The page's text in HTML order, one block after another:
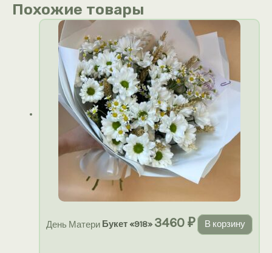
Похожие товары
День Матери Букет «918» 3460₽ В корзину